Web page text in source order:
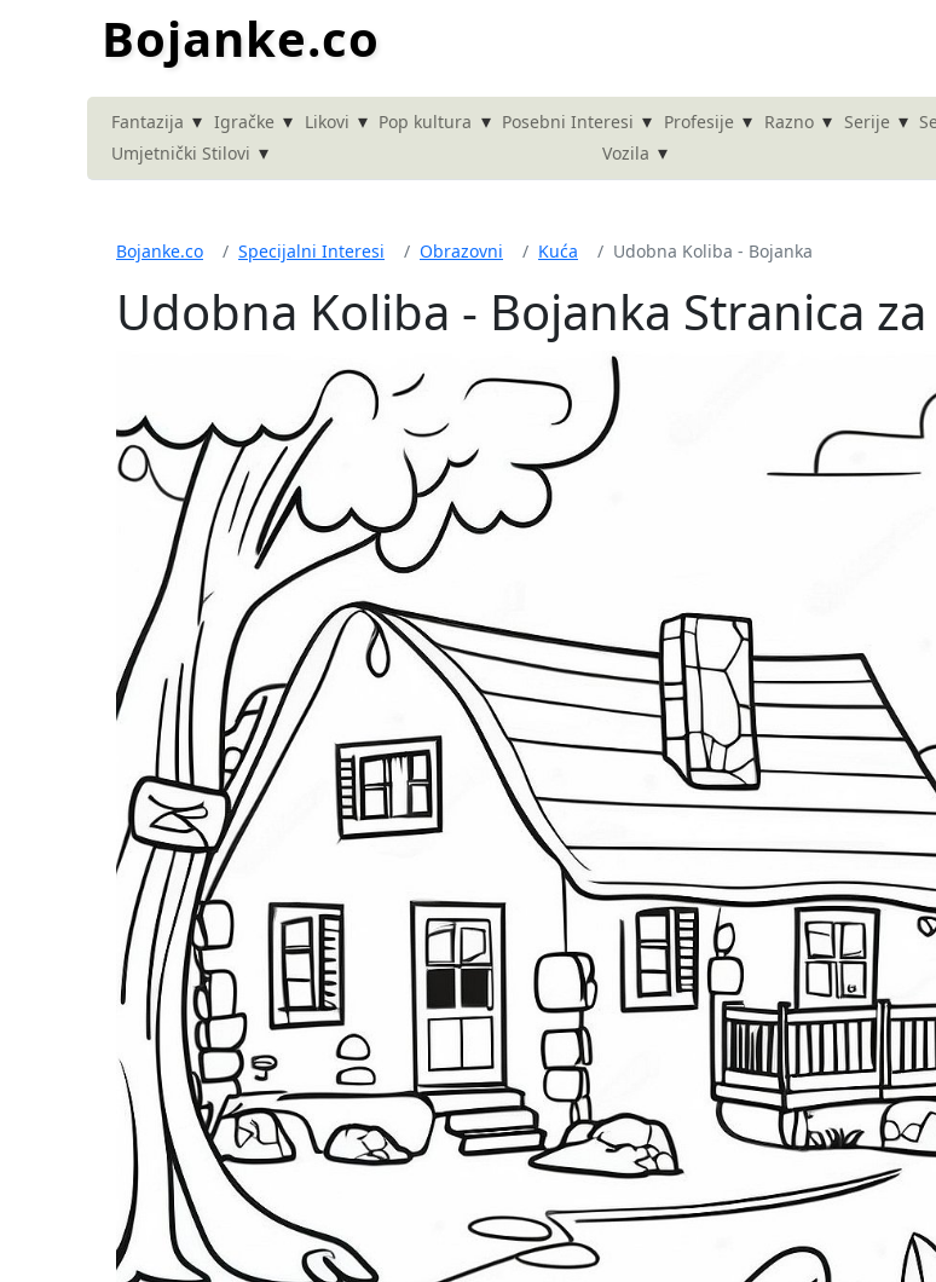
Bojanke.co
Fantazija ▾ Igračke ▾ Likovi ▾ Pop kultura ▾ Posebni Interesi ▾ Profesije ▾ Razno ▾ Serije ▾
Umjetnički Stilovi ▾ Vozila ▾
Bojanke.co Specijalni Interesi Obrazovni Kuća Udobna Koliba - Bojanka
Udobna Koliba - Bojanka Stranica